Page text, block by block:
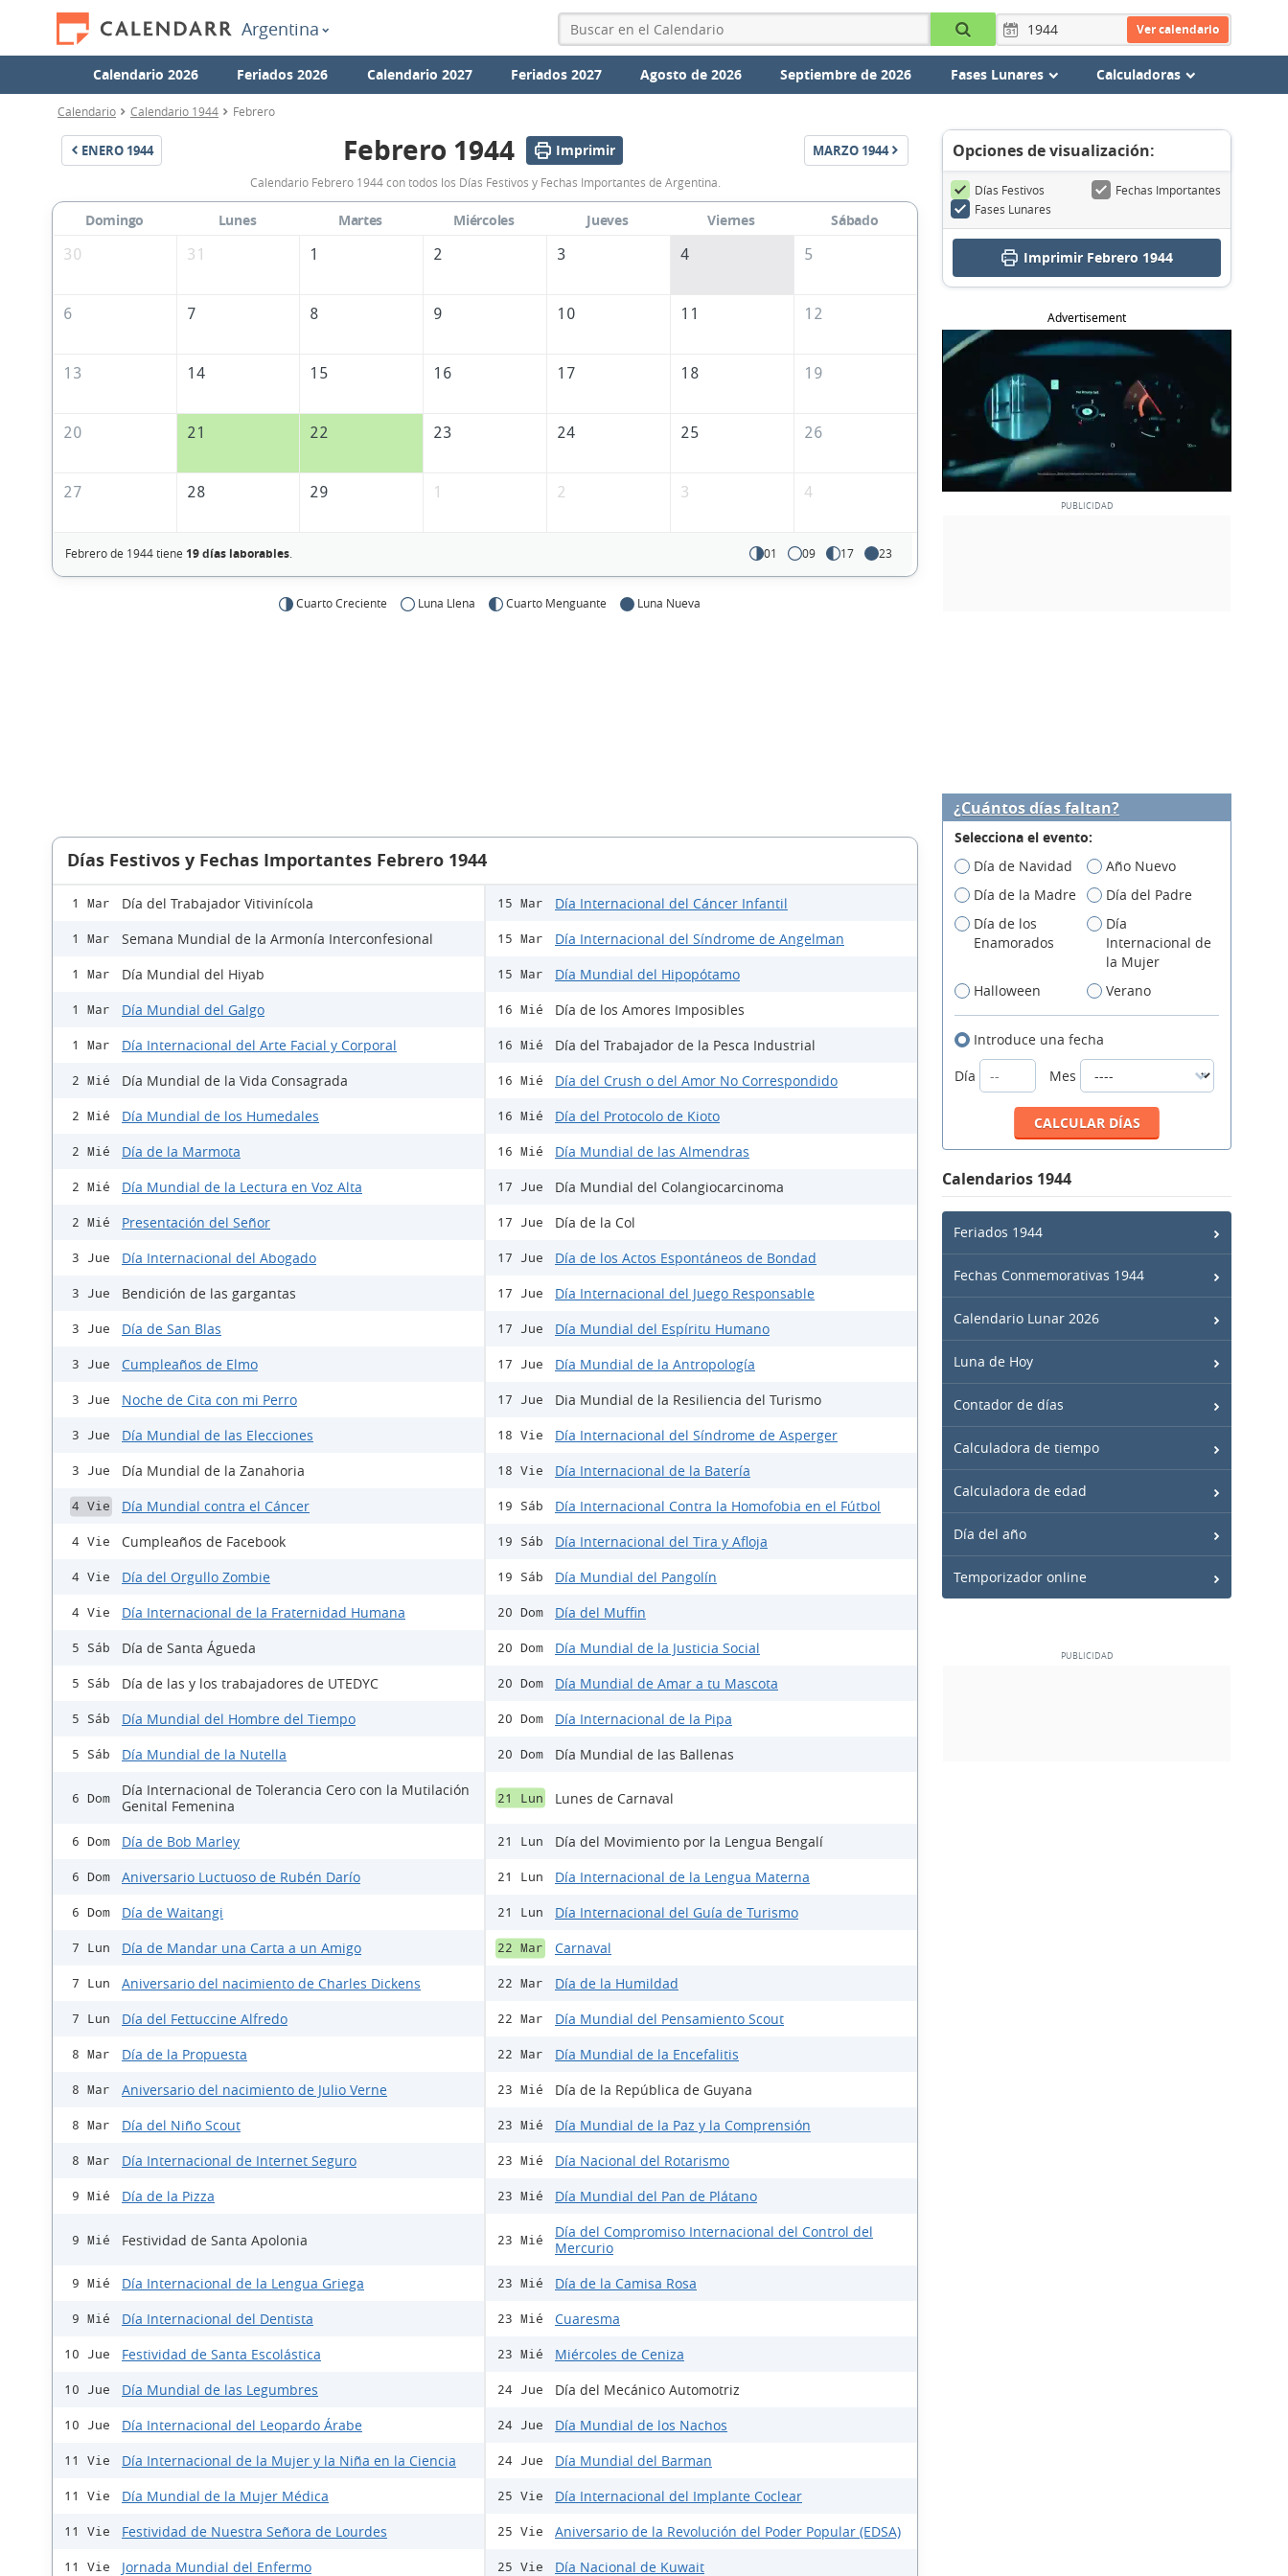
Argentina Ver calendario
Calendario 2026 Feriados 2026 Calendario 2027 Feriados 2027 Agosto de 2026 Septiembre de 2026 Fases Lunares Calculadoras
Calendario Calendario 1944 Febrero
ENERO 1944
Calendario
Febrero
1944
Argentina
Febrero 1944 Imprimir MARZO 1944
Calendario Febrero 1944 con todos los Días Festivos y Fechas Importantes de Argentina.
Domingo Lunes Martes Miércoles Jueves Viernes
Sábado
30
31 1 2 3 4 5
6 7 8 9 10 11 12
13 14 15 16 17 18 19
20 21 22 23 24 25 26
27 28 29 1 2 3 4
Febrero de 1944 tiene 19 días laborables. 01 09 17 23
Cuarto Creciente Luna Llena Cuarto Menguante Luna Nueva
Opciones de visualización:
Días Festivos
Fechas Importantes
Fases Lunares
Imprimir Febrero 1944
Advertisement
Días Festivos y Fechas Importantes Febrero 1944
1 Mar Día del Trabajador Vitivinícola
1 Mar Semana Mundial de la Armonía Interconfesional
1 Mar Día Mundial del Hiyab
1 Mar Día Mundial del Galgo
1 Mar Día Internacional del Arte Facial y Corporal
2 Mié Día Mundial de la Vida Consagrada
2 Mié Día Mundial de los Humedales
2 Mié Día de la Marmota
2 Mié Día Mundial de la Lectura en Voz Alta
2 Mié Presentación del Señor
3 Jue Día Internacional del Abogado
3 Jue Bendición de las gargantas
3 Jue Día de San Blas
3 Jue Cumpleaños de Elmo
3 Jue Noche de Cita con mi Perro
3 Jue Día Mundial de las Elecciones
3 Jue Día Mundial de la Zanahoria
4 Vie Día Mundial contra el Cáncer
4 Vie Cumpleaños de Facebook
4 Vie Día del Orgullo Zombie
4 Vie Día Internacional de la Fraternidad Humana
5 Sáb Día de Santa Águeda
5 Sáb Día de las y los trabajadores de UTEDYC
5 Sáb Día Mundial del Hombre del Tiempo
5 Sáb Día Mundial de la Nutella
6 Dom
Día Internacional de Tolerancia Cero con la Mutilación
Genital Femenina
6 Dom Día de Bob Marley
6 Dom Aniversario Luctuoso de Rubén Darío
6 Dom Día de Waitangi
7 Lun Día de Mandar una Carta a un Amigo
7 Lun Aniversario del nacimiento de Charles Dickens
7 Lun Día del Fettuccine Alfredo
8 Mar Día de la Propuesta
8 Mar Aniversario del nacimiento de Julio Verne
8 Mar Día del Niño Scout
8 Mar Día Internacional de Internet Seguro
9 Mié Día de la Pizza
9 Mié Festividad de Santa Apolonia
9 Mié Día Internacional de la Lengua Griega
9 Mié Día Internacional del Dentista
10 Jue Festividad de Santa Escolástica
10 Jue Día Mundial de las Legumbres
10 Jue Día Internacional del Leopardo Árabe
11 Vie Día Internacional de la Mujer y la Niña en la Ciencia
11 Vie Día Mundial de la Mujer Médica
11 Vie Festividad de Nuestra Señora de Lourdes
11 Vie Jornada Mundial del Enfermo
15 Mar Día Internacional del Cáncer Infantil
15 Mar Día Internacional del Síndrome de Angelman
15 Mar Día Mundial del Hipopótamo
16 Mié Día de los Amores Imposibles
16 Mié Día del Trabajador de la Pesca Industrial
16 Mié Día del Crush o del Amor No Correspondido
16 Mié Día del Protocolo de Kioto
16 Mié Día Mundial de las Almendras
17 Jue Día Mundial del Colangiocarcinoma
17 Jue Día de la Col
17 Jue Día de los Actos Espontáneos de Bondad
17 Jue Día Internacional del Juego Responsable
17 Jue Día Mundial del Espíritu Humano
17 Jue Día Mundial de la Antropología
17 Jue Dia Mundial de la Resiliencia del Turismo
18 Vie Día Internacional del Síndrome de Asperger
18 Vie Día Internacional de la Batería
19 Sáb Día Internacional Contra la Homofobia en el Fútbol
19 Sáb Día Internacional del Tira y Afloja
19 Sáb Día Mundial del Pangolín
20 Dom Día del Muffin
20 Dom Día Mundial de la Justicia Social
20 Dom Día Mundial de Amar a tu Mascota
20 Dom Día Internacional de la Pipa
20 Dom Día Mundial de las Ballenas
21 Lun Lunes de Carnaval
21 Lun Día del Movimiento por la Lengua Bengalí
21 Lun Día Internacional de la Lengua Materna
21 Lun Día Internacional del Guía de Turismo
22 Mar Carnaval
22 Mar Día de la Humildad
22 Mar Día Mundial del Pensamiento Scout
22 Mar Día Mundial de la Encefalitis
23 Mié Día de la República de Guyana
23 Mié Día Mundial de la Paz y la Comprensión
23 Mié Día Nacional del Rotarismo
23 Mié Día Mundial del Pan de Plátano
23 Mié
Día del Compromiso Internacional del Control del
Mercurio
23 Mié Día de la Camisa Rosa
23 Mié Cuaresma
23 Mié Miércoles de Ceniza
24 Jue Día del Mecánico Automotriz
24 Jue Día Mundial de los Nachos
24 Jue Día Mundial del Barman
25 Vie Día Internacional del Implante Coclear
25 Vie Aniversario de la Revolución del Poder Popular (EDSA)
25 Vie Día Nacional de Kuwait
¿Cuántos días faltan?
Selecciona el evento:
Día de Navidad
Año Nuevo
Día de la Madre
Día del Padre
Día de los
Enamorados
Día
Internacional de
la Mujer
Halloween
Verano
Introduce una fecha
Día
Mes
Calendarios 1944
Feriados 1944
Fechas Conmemorativas 1944
Calendario Lunar 2026
Luna de Hoy
Contador de días
Calculadora de tiempo
Calculadora de edad
Día del año
Temporizador online